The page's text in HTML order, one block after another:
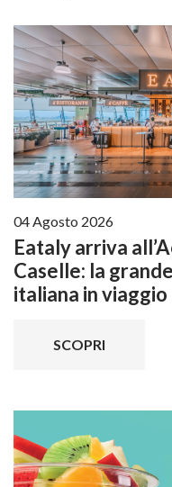
04 Agosto 2026
Eataly arriva
Caselle: la
italiana in viaggio
SCOPRI